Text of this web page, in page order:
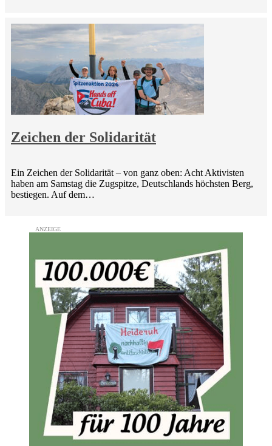
Zeichen der Solidarität
Ein Zeichen der Solidarität – von ganz oben: Acht Aktivisten
haben am Samstag die Zugspitze, Deutschlands höchsten Berg,
bestiegen. Auf dem…